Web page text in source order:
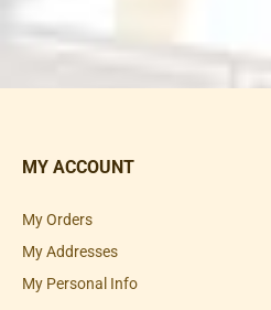
MY ACCOUNT
My Orders
My Addresses
My Personal Info